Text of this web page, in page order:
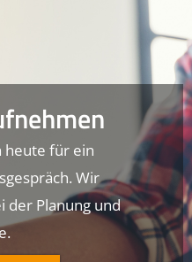
heute für ein
Wir
der Planung und